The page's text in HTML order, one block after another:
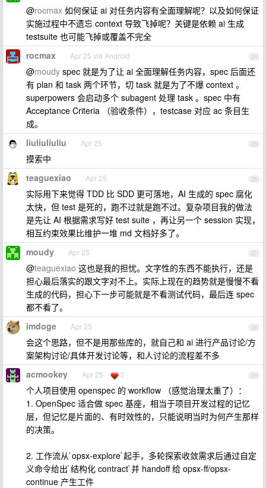
@rocmax 如何保证 ai 对任务内容有全面理解呢？以及如何保证
实施过程中不遗忘 context 导致飞掉呢？关键是依赖 ai 生成
testsuite 也可能飞掉或覆盖不完全
24
rocmax Apr 25 via Android
@moudy spec 就是为了让 ai 全面理解任务内容，spec 后面还
有 plan 和 task 两个环节，切 task 就是为了不爆 context 。
superpowers 会启动多个 subagent 处理 task 。spec 中有
Acceptance Criteria （验收条件），testcase 对应 ac 条目生
成。
25
liuliuliuliu Apr 25
摸索中
26
teaguexiao Apr 25
实际用下来觉得 TDD 比 SDD 更可落地，AI 生成的 spec 腐化
太快，但 test 是死的，跑不过就是跑不过。复杂项目我的做法
是先让 AI 根据需求写好 test suite ，再让另一个 session 实现，
相互约束效果比维护一堆 md 文档好多了。
27
moudy Apr 25
@teaguexiao 这也是我的担忧。文字性的东西不能执行，还是
担心最后落实的跟文字对不上。实际上现在的趋势就是慢慢不看
生成的代码，担心下一步可能就是不看测试代码，最后连 spec
都不看了。
28
imdoge Apr 25
会这个思路，但不是用那些库的，就自己和 ai 进行产品讨论/方
案架构讨论/具体开发讨论等，和人讨论的流程差不多
29
acmookey Apr 25 2
个人项目使用 openspec 的 workflow （感觉治理太重了）：
1. OpenSpec 适合做 spec 基座，相当于项目开发过程的记忆
层，但记忆是片面的、有时效性的，只能说明当时为何产生那样
的决策。
2. 工作流从`opsx-explore`起手，多轮探索收敛需求后通过自定
义命令给出`结构化 contract`并 handoff 给 opsx-ff/opsx-
continue 产生工件